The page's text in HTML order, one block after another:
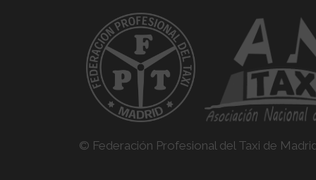
© Federación Profesional del Taxi de